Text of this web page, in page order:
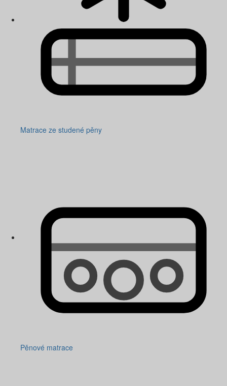
Matrace ze studené pěny
Pěnové matrace